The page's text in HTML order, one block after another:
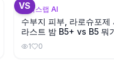
VS
뷰틱스랩 AI
수부지 피부, 라로슈포제
라스트 밤 B5+ vs B5 뭐
까?
1 0